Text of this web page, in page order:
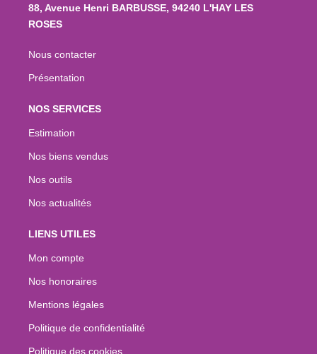
88, Avenue Henri BARBUSSE, 94240 L'HAY LES
ROSES
Nous contacter
Présentation
NOS SERVICES
Estimation
Nos biens vendus
Nos outils
Nos actualités
LIENS UTILES
Mon compte
Nos honoraires
Mentions légales
Politique de confidentialité
Politique des cookies